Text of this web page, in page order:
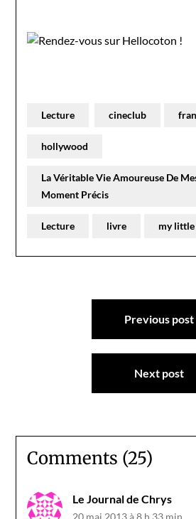
Lecture cineclub
hollywood
La Véritable Vie Amoureuse De
Moment Précis
Lecture livre my little
Navigation
Previous post
Next post
Comments (25)
Le Journal de Chrys
20 mai 2013 à 8 h 33 min